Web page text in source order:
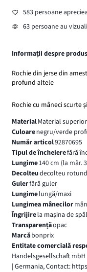
583 persoane
63 persoane au
Informații despre produs
Rochie din jerse din
profund altele
Rochie cu mâneci scurte
MaterialMaterial
Culoarenegru/verde
Număr articol92870695
Tipul de încheierefără
Lungime140 cm (la măr.
Decolteudecolteu
Gulerfără guler
Lungimelungă/maxi
Lungimea mânecilor
Îngrijirela maşina de
Transparențăopac
Marcăbonprix
Entitate comercială
Handelsgesellschaft
| Germania, Contact: